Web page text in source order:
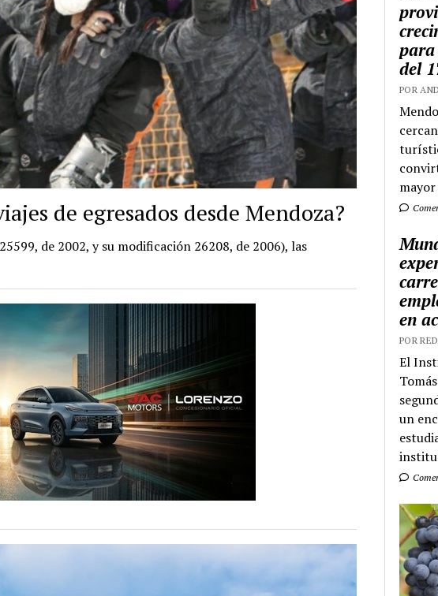
de egresados desde Mendoza?
de 2002, y su modificación 26208, de 2006), las
para
del
POR
en
POR
El
un